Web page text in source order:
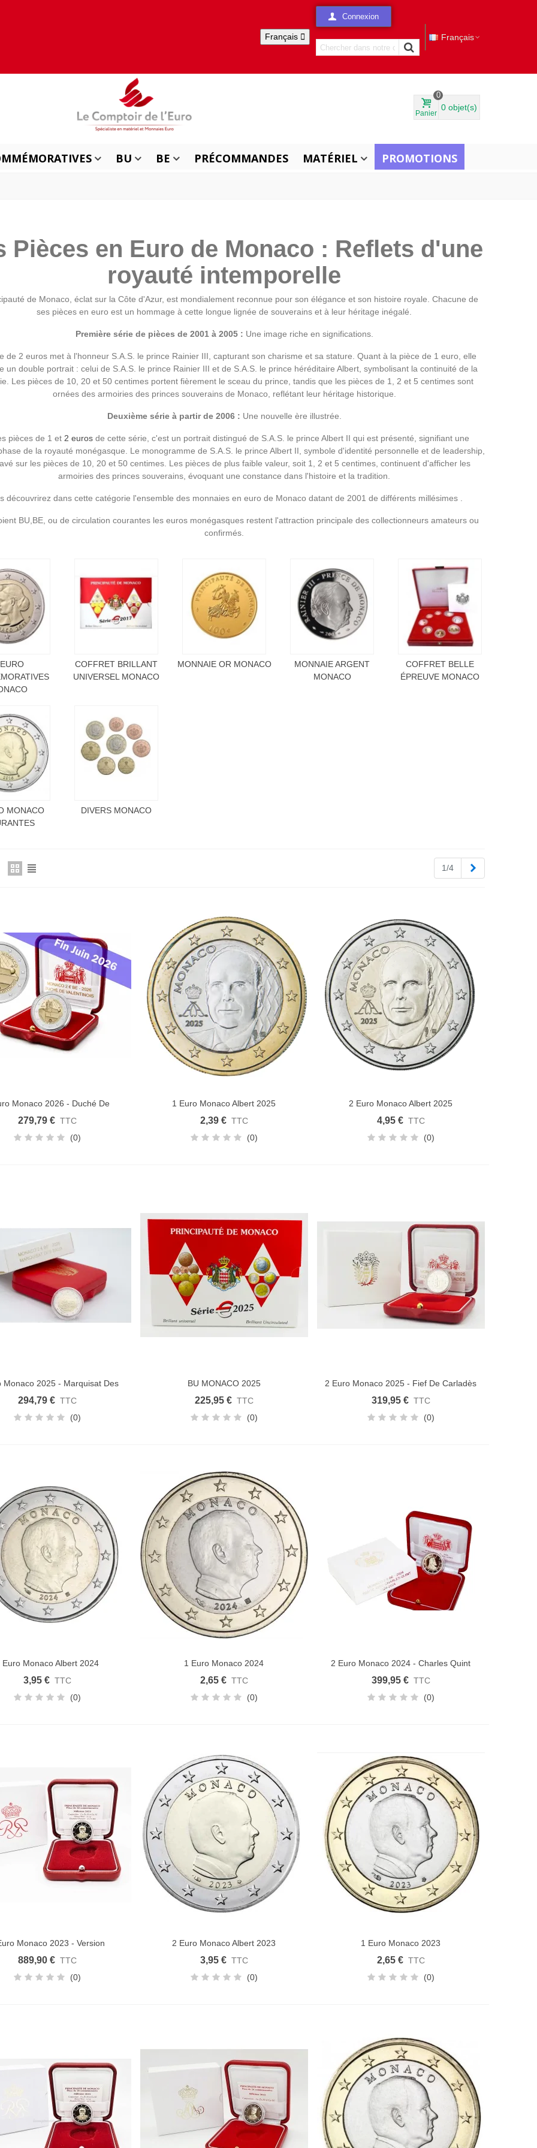
Français 
Connexion
Français
Panier
0
0 objet(s)
BU BE PRÉCOMMANDES MATÉRIEL PROMOTIONS
Pièces en Euro de Monaco : Reflets d'une
royauté intemporelle
de Monaco, éclat sur la Côte d'Azur, est mondialement reconnue pour son élégance et son histoire royale. Chacune de
ses pièces en euro est un hommage à cette longue lignée de souverains et à leur héritage inégalé.
Première série de pièces de 2001 à 2005 : Une image riche en significations.
de 2 euros met à l'honneur S.A.S. le prince Rainier III, capturant son charisme et sa stature. Quant à la pièce de 1 euro, elle
un double portrait : celui de S.A.S. le prince Rainier III et de S.A.S. le prince héréditaire Albert, symbolisant la continuité de la
Les pièces de 10, 20 et 50 centimes portent fièrement le sceau du prince, tandis que les pièces de 1, 2 et 5 centimes sont
ornées des armoiries des princes souverains de Monaco, reflétant leur héritage historique.
Deuxième série à partir de 2006 : Une nouvelle ère illustrée.
pièces de 1 et 2 eurosde cette série, c'est un portrait distingué de S.A.S. le prince Albert II qui est présenté, signifiant une
de la royauté monégasque. Le monogramme de S.A.S. le prince Albert II, symbole d'identité personnelle et de leadership,
sur les pièces de 10, 20 et 50 centimes. Les pièces de plus faible valeur, soit 1, 2 et 5 centimes, continuent d'afficher les
armoiries des princes souverains, évoquant une constance dans l'histoire et la tradition.
découvrirez dans cette catégorie l'ensemble des monnaies en euro de Monaco datant de 2001 de différents millésimes .
BU,BE, ou de circulation courantes les euros monégasques restent l'attraction principale des collectionneurs amateurs ou
confirmés.
COFFRET BRILLANT
UNIVERSEL MONACO
MONNAIE OR MONACO
MONNAIE ARGENT
MONACO
COFFRET BELLE
ÉPREUVE MONACO
MONACO
DIVERS MONACO
1/4
au panier
Monaco 2026 - Duché De
Valentinois
279,79 € TTC
(0)
Ajouter au panier
1 Euro Monaco Albert 2025
2,39 € TTC
(0)
Ajouter au panier
2 Euro Monaco Albert 2025
4,95 € TTC
(0)
au panier
Monaco 2025 - Marquisat Des
Baux
294,79 € TTC
(0)
Ajouter au panier
BU MONACO 2025
225,95 € TTC
(0)
Ajouter au panier
2 Euro Monaco 2025 - Fief De Carladès
319,95 € TTC
(0)
au panier
Euro Monaco Albert 2024
3,95 € TTC
(0)
Ajouter au panier
1 Euro Monaco 2024
2,65 € TTC
(0)
Ajouter au panier
2 Euro Monaco 2024 - Charles Quint
399,95 € TTC
(0)
au panier
Monaco 2023 - Version
Monégasques
889,90 € TTC
(0)
Ajouter au panier
2 Euro Monaco Albert 2023
3,95 € TTC
(0)
Ajouter au panier
1 Euro Monaco 2023
2,65 € TTC
(0)